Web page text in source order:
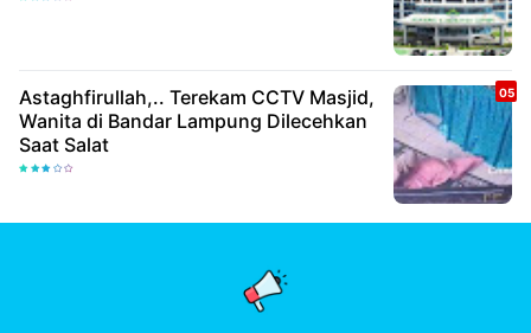
Astaghfirullah,.. Terekam CCTV Masjid,
Wanita di Bandar Lampung Dilecehkan
Saat Salat